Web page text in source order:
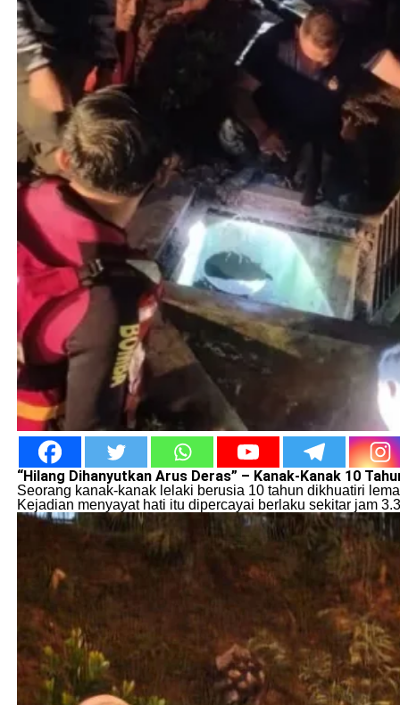
“Hilang Dihanyutkan Arus Deras” – Kanak-Kanak 10
Seorang kanak-kanak lelaki berusia 10 tahun dikhuatiri
Kejadian menyayat hati itu dipercayai berlaku sekitar jam